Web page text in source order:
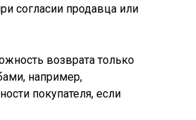
согласии продавца или
возврата только
например,
покупателя, если